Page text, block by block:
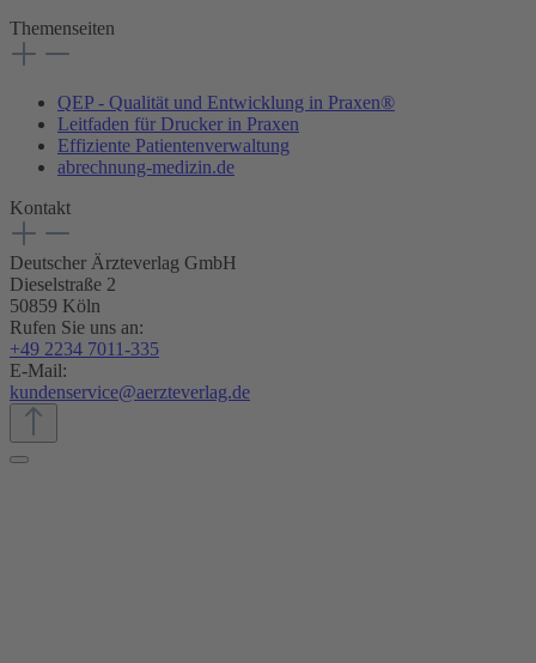
Themenseiten
QEP - Qualität und Entwicklung in Praxen®
Leitfaden für Drucker in Praxen
Effiziente Patientenverwaltung
abrechnung-medizin.de
Kontakt
Deutscher Ärzteverlag GmbH
Dieselstraße 2
50859 Köln
Rufen Sie uns an:
+49 2234 7011-335
E-Mail:
kundenservice@aerzteverlag.de